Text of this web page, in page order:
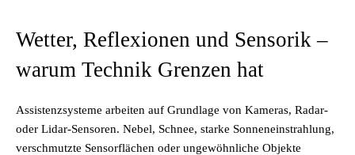
Wetter, Reflexionen und Sensorik –
warum Technik Grenzen hat
Assistenzsysteme arbeiten auf Grundlage von Kameras, Radar-
oder Lidar-Sensoren. Nebel, Schnee, starke Sonneneinstrahlung,
verschmutzte Sensorflächen oder ungewöhnliche Objekte